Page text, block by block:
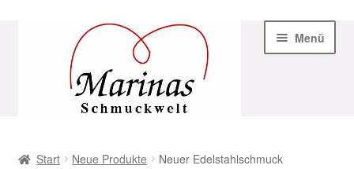
Navigation
Menü
Start Neue Produkte Neuer Edelstahlschmuck